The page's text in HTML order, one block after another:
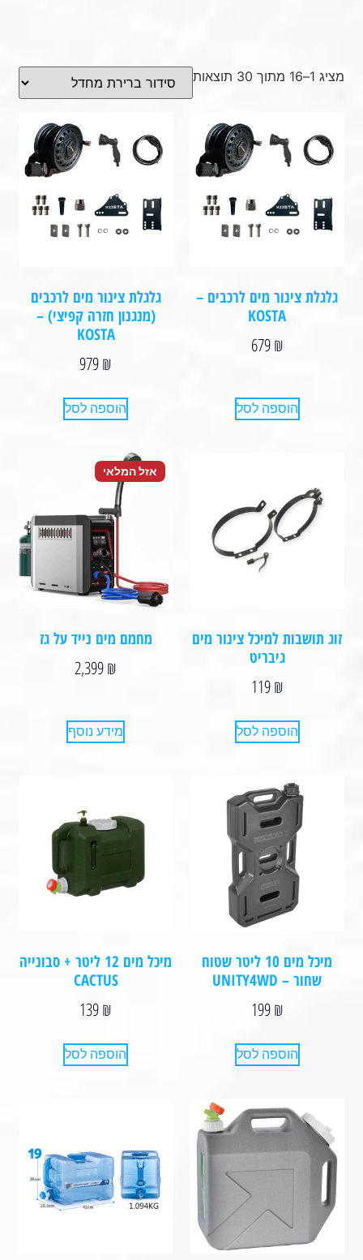
מציג 1–16 מתוך 30 תוצאות
גלגלת צינור מים לרכבים –
KOSTA
679₪
הוספה לסל
גלגלת צינור מים לרכבים
(מנגנון חזרה קפיצי) –
KOSTA⁩
979₪
הוספה לסל
זוג תושבות למיכל צינור מים
גיבריט
119₪
הוספה לסל
אזל המלאי
מחמם מים נייד על גז
2,399₪
מידע נוסף
מיכל מים 10 ליטר שטוח
שחור – UNITY4WD
199₪
הוספה לסל
מיכל מים 12 ליטר + סבונייה
CACTUS⁩
139₪
הוספה לסל